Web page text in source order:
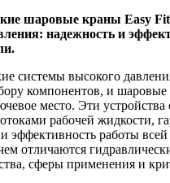
шаровые краны Easy
надежность и
системы высокого
компонентов, и
место. Эти устройства
рабочей жидкости,
и эффективность работы
отличаются
сферы применения и